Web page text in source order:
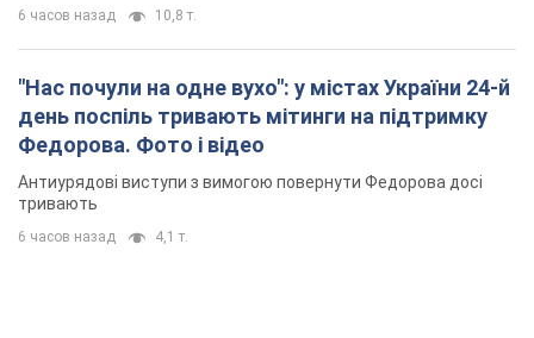
6 часов назад 10,8 т.
"Нас почули на одне вухо": у містах України 24-й
день поспіль тривають мітинги на підтримку
Федорова. Фото і відео
Антиурядові виступи з вимогою повернути Федорова досі
тривають
6 часов назад 4,1 т.